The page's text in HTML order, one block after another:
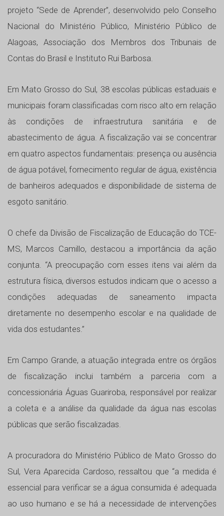
projeto “Sede de Aprender”, desenvolvido pelo Conselho
Nacional do Ministério Público, Ministério Público de
Alagoas, Associação dos Membros dos Tribunais de
Contas do Brasil e Instituto Rui Barbosa.
Em Mato Grosso do Sul, 38 escolas públicas estaduais e
municipais foram classificadas com risco alto em relação
às condições de infraestrutura sanitária e de
abastecimento de água. A fiscalização vai se concentrar
em quatro aspectos fundamentais: presença ou ausência
de água potável, fornecimento regular de água, existência
de banheiros adequados e disponibilidade de sistema de
esgoto sanitário.
O chefe da Divisão de Fiscalização de Educação do TCE-
MS, Marcos Camillo, destacou a importância da ação
conjunta. “A preocupação com esses itens vai além da
estrutura física, diversos estudos indicam que o acesso a
condições adequadas de saneamento impacta
diretamente no desempenho escolar e na qualidade de
vida dos estudantes.”
Em Campo Grande, a atuação integrada entre os órgãos
de fiscalização inclui também a parceria com a
concessionária Águas Guariroba, responsável por realizar
a coleta e a análise da qualidade da água nas escolas
públicas que serão fiscalizadas.
A procuradora do Ministério Público de Mato Grosso do
Sul, Vera Aparecida Cardoso, ressaltou que “a medida é
essencial para verificar se a água consumida é adequada
ao uso humano e se há a necessidade de intervenções